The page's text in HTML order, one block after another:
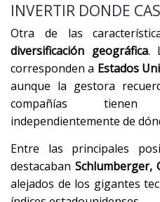
INVERTIR DONDE
Otra de las
diversificación geográfica.
corresponden a Estados
aunque la gestora
compañías tienen
independientemente de
Entre las principales
destacaban Schlumberger,
alejados de los gigantes